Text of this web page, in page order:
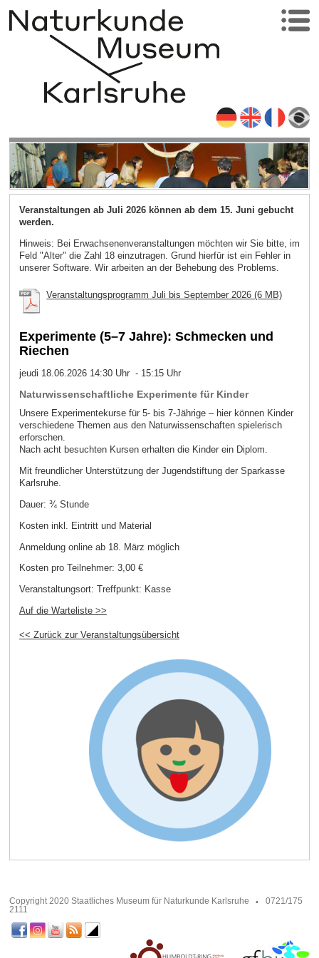
Veranstaltungen ab Juli 2026 können ab dem 15. Juni gebucht
werden.
Hinweis: Bei Erwachsenenveranstaltungen möchten wir Sie bitte, im
Feld "Alter" die Zahl 18 einzutragen. Grund hierfür ist ein Fehler in
unserer Software. Wir arbeiten an der Behebung des Problems.
Veranstaltungsprogramm Juli bis September 2026 (6 MB)
Experimente (5–7 Jahre): Schmecken und
Riechen
jeudi 18.06.2026 14:30 Uhr - 15:15 Uhr
Naturwissenschaftliche Experimente für Kinder
Unsere Experimentekurse für 5- bis 7-Jährige – hier können Kinder
verschiedene Themen aus den Naturwissenschaften spielerisch
erforschen.
Nach acht besuchten Kursen erhalten die Kinder ein Diplom.
Mit freundlicher Unterstützung der Jugendstiftung der Sparkasse
Karlsruhe.
Dauer: ¾ Stunde
Kosten inkl. Eintritt und Material
Anmeldung online ab 18. März möglich
Kosten pro Teilnehmer: 3,00 €
Veranstaltungsort: Treffpunkt: Kasse
Auf die Warteliste >>
<< Zurück zur Veranstaltungsübersicht
Copyright 2020 Staatliches Museum für Naturkunde Karlsruhe
0721/175
2111